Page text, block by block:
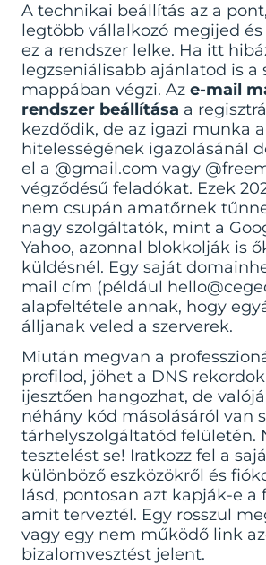
A technikai beállítás az a
legtöbb vállalkozó megijed
ez a rendszer lelke. Ha itt
legzseniálisabb ajánlatod is a
mappában végzi. Az e-mail
rendszer beállítása a
kezdődik, de az igazi munka
hitelességének igazolásánál
el a @gmail.com vagy
végződésű feladókat. Ezek
nem csupán amatőrnek
nagy szolgáltatók, mint a
Yahoo, azonnal blokkolják is
küldésnél. Egy saját
mail cím (például
alapfeltétele annak, hogy
álljanak veled a szerverek.
Miután megvan a
profilod, jöhet a DNS
ijesztően hangozhat, de
néhány kód másolásáról van
tárhelyszolgáltatód felületén.
tesztelést se! Iratkozz fel a
különböző eszközökről és
lásd, pontosan azt kapják-e a
amit terveztél. Egy rosszul
vagy egy nem működő link
bizalomvesztést jelent.